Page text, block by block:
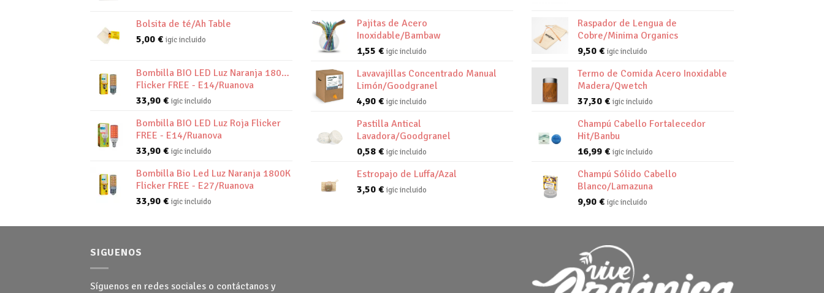
Bolsita de té/Ah Table
5,00 € igic incluido
Bombilla BIO LED Luz Naranja 1800K
Flicker FREE - E14/Ruanova
33,90 € igic incluido
Bombilla BIO LED Luz Roja Flicker
FREE - E14/Ruanova
33,90 € igic incluido
Bombilla Bio Led Luz Naranja 1800K
Flicker FREE - E27/Ruanova
33,90 € igic incluido
Pajitas de Acero
Inoxidable/Bambaw
1,55 € igic incluido
Lavavajillas Concentrado Manual
Limón/Goodgranel
4,90 € igic incluido
Pastilla Antical
Lavadora/Goodgranel
0,58 € igic incluido
Estropajo de Luffa/Azal
3,50 € igic incluido
Raspador de Lengua de
Cobre/Minima Organics
9,50 € igic incluido
Termo de Comida Acero Inoxidable
Madera/Qwetch
37,30 € igic incluido
Champú Cabello Fortalecedor
Hit/Banbu
16,99 € igic incluido
Champú Sólido Cabello
Blanco/Lamazuna
9,90 € igic incluido
SIGUENOS
Síguenos en redes sociales o contáctanos y